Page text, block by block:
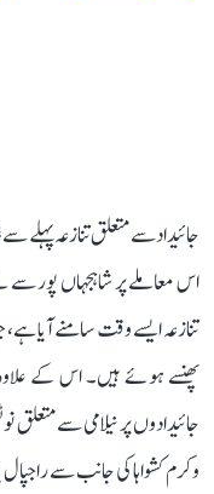
جائیداد سے متعلق تنازعہ پہلے
اس معاملے پر شاہجہاں پور
تنازعہ ایسے وقت سامنے آیا
پھنسے ہوئے ہیں۔ اس کے
جائیدادوں پر نیلامی سے
وکرم کشواہا کی جانب سے راجپال